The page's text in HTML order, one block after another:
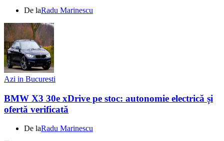
De laRadu Marinescu
Azi in Bucuresti
BMW X3 30e xDrive pe stoc: autonomie electrică și
ofertă verificată
De laRadu Marinescu